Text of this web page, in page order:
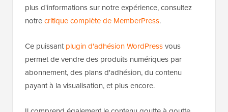
plus d'informations sur notre expérience, consultez
notrecritique complète de MemberPress.
Ce puissantplugin d'adhésion WordPressvous
permet de vendre des produits numériques par
abonnement, des plans d'adhésion, du contenu
payant à la visualisation, et plus encore.